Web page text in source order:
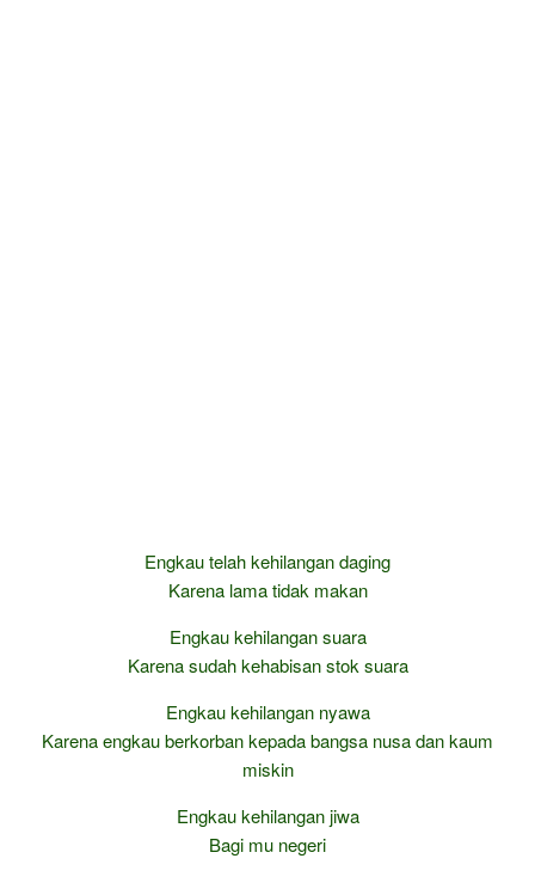
Engkau telah kehilangan daging
Karena lama tidak makan
Engkau kehilangan suara
Karena sudah kehabisan stok suara
Engkau kehilangan nyawa
Karena engkau berkorban kepada bangsa nusa dan kaum
miskin
Engkau kehilangan jiwa
Bagi mu negeri